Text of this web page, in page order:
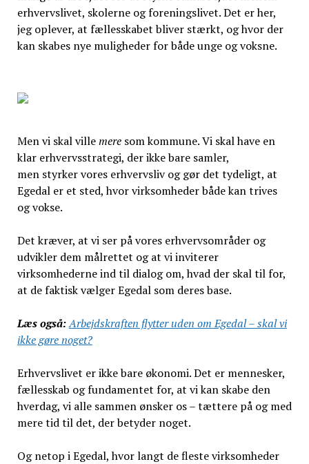
erhvervslivet, skolerne og foreningslivet. Det er her,
jeg oplever, at fællesskabet bliver stærkt, og hvor der
kan skabes nye muligheder for både unge og voksne.
Men vi skal villemeresom kommune. Vi skal have en
klar erhvervsstrategi, der ikke bare samler,
men styrker vores erhvervsliv og gør det tydeligt, at
Egedal er et sted, hvor virksomheder både kan trives
og vokse.
Det kræver, at vi ser på vores erhvervsområder og
udvikler dem målrettet og at vi inviterer
virksomhederne ind til dialog om, hvad der skal til for,
at de faktisk vælger Egedal som deres base.
Læs også:Arbejdskraften flytter uden om Egedal – skal vi
ikke gøre noget?
Erhvervslivet er ikke bare økonomi. Det er mennesker,
fællesskab og fundamentet for, at vi kan skabe den
hverdag, vi alle sammen ønsker os – tættere på og med
mere tid til det, der betyder noget.
Og netop i Egedal, hvor langt de fleste virksomheder